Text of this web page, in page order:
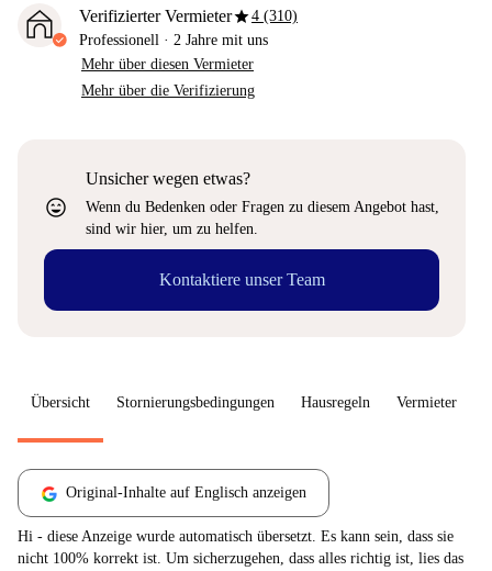
Verifizierter Vermieterstar4 (310)
Professionell · 2 Jahre mit uns
Mehr über diesen Vermieter
Mehr über die Verifizierung
sentiment_very_satisfied
Unsicher wegen etwas?
Wenn du Bedenken oder Fragen zu diesem Angebot hast,
sind wir hier, um zu helfen.
Kontaktiere unser Team
Übersicht Stornierungsbedingungen Hausregeln Vermieter
Original-Inhalte auf Englisch anzeigen
Hi - diese Anzeige wurde automatisch übersetzt. Es kann sein, dass sie
nicht 100% korrekt ist. Um sicherzugehen, dass alles richtig ist, lies das